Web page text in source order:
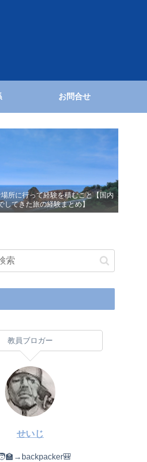
お問合せ
所に行って経験を積むこと【国内
してきた旅の経験まとめ】
教員ブロガー
せいじ